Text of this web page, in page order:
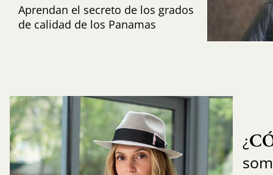
Aprendan el secreto de los grados
de calidad de los Panamas
¿